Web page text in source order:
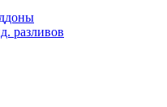
разливов